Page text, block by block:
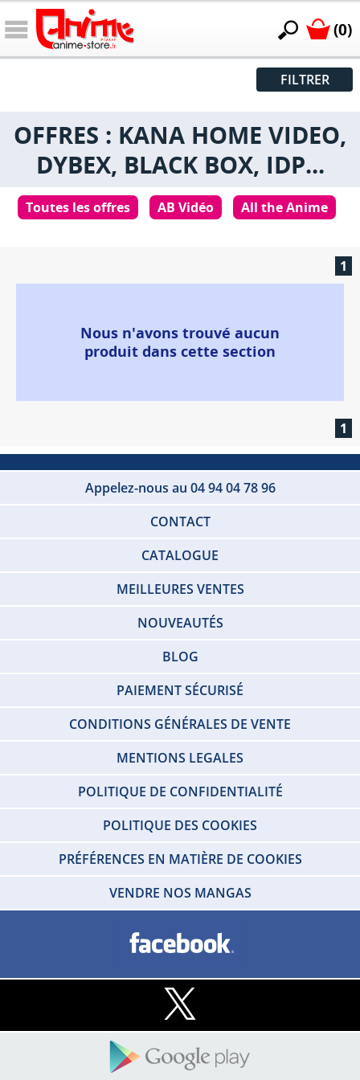
(0)
FILTRER
OFFRES : KANA HOME VIDEO,
DYBEX, BLACK BOX, IDP...
Toutes les offres AB Vidéo All the Anime
1
Nous n'avons trouvé aucun
produit dans cette section
1
Appelez-nous au 04 94 04 78 96
CONTACT
CATALOGUE
MEILLEURES VENTES
NOUVEAUTÉS
BLOG
PAIEMENT SÉCURISÉ
CONDITIONS GÉNÉRALES DE VENTE
MENTIONS LEGALES
POLITIQUE DE CONFIDENTIALITÉ
POLITIQUE DES COOKIES
PRÉFÉRENCES EN MATIÈRE DE COOKIES
VENDRE NOS MANGAS